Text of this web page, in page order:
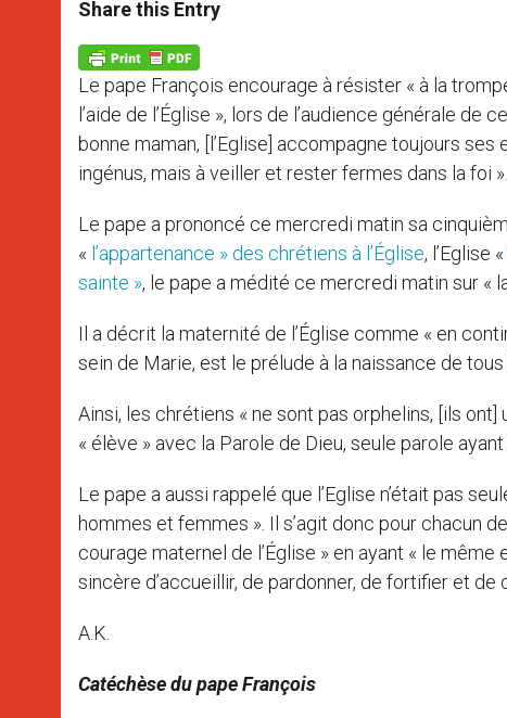
s
p
p
e
g
e
r
b
k
Share this Entry
Le pape François encourage à résister « à la
l’aide de l’Église », lors de l’audience générale
bonne maman, [l’Eglise] accompagne toujours
ingénus, mais à veiller et rester fermes dans la foi ».
Le pape a prononcé ce mercredi matin sa
« l’appartenance » des chrétiens à l’Église, l’Eglise «
sainte », le pape a médité ce mercredi matin sur «
Il a décrit la maternité de l’Église comme « en
sein de Marie, est le prélude à la naissance de
Ainsi, les chrétiens « ne sont pas orphelins, [ils ont]
« élève » avec la Parole de Dieu, seule parole
Le pape a aussi rappelé que l’Eglise n’était pas
hommes et femmes ». Il s’agit donc pour chacun
courage maternel de l’Église » en ayant « le
sincère d’accueillir, de pardonner, de fortifier et de
A.K.
Catéchèse du pape François